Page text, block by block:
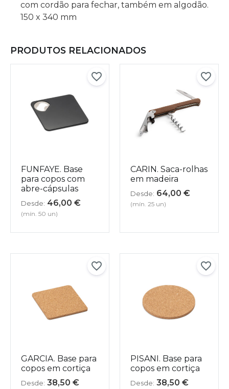
com cordão para fechar, também em algodão.
150 x 340 mm
PRODUTOS RELACIONADOS
FUNFAYE. Base
para copos com
abre-cápsulas
Desde: 46,00 €
(mín. 50 un)
CARIN. Saca-rolhas
em madeira
Desde: 64,00 €
(mín. 25 un)
GARCIA. Base para
copos em cortiça
Desde: 38,50 €
PISANI. Base para
copos em cortiça
Desde: 38,50 €